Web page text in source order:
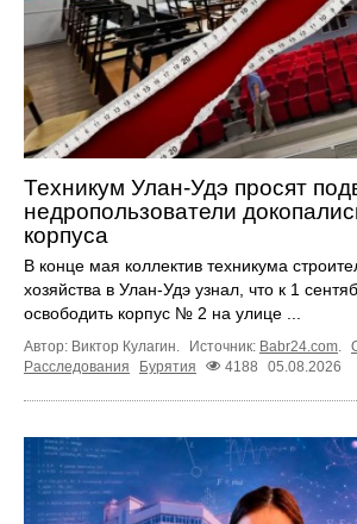
Техникум Улан-Удэ просят
недропользователи
корпуса
В конце мая коллектив техникума
хозяйства в Улан-Удэ узнал, что к 1
освободить корпус № 2 на улице ...
Автор: Виктор Кулагин. Источник: Babr24.com.
Расследования
Бурятия 4188 05.08.2026